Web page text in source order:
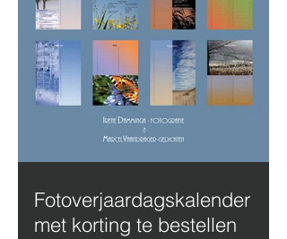
Fotoverjaardagskalender
met korting te bestellen